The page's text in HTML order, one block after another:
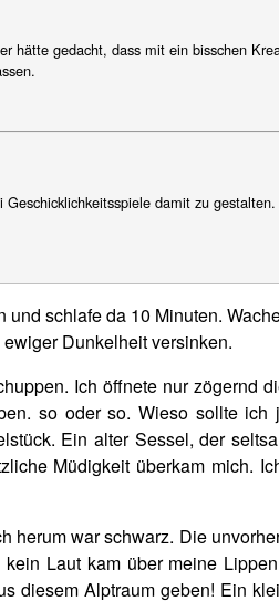
hätte gedacht, dass mit ein bisschen
damit zu
schlafe da 10 Minuten.
Dunkelheit versinken.
Ich öffnete nur zögernd
so oder so. Wieso sollte ich
Ein alter Sessel, der
Müdigkeit überkam mich.
herum war schwarz. Die
Laut kam über meine
diesem Alptraum geben! Ein